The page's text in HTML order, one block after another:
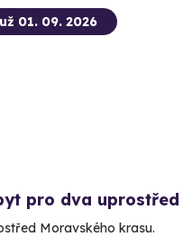
01. 09. 2026
pro dva
Moravského krasu.